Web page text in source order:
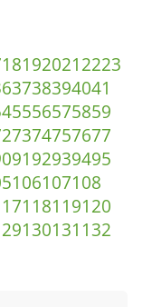
181920212223
3738394041
5556575859
7374757677
9192939495
106107108
118119120
130131 132